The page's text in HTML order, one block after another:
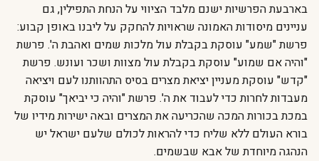
בארבעת הפרשיות ישנם מלבד הציווי על הנחת התפילין, גם
עניינים מיסודות האמונה שראויות להחקק על ליבנו באופן קבוע:
פרשת "שמע" עוסקת בקבלת עול מלכות שמים ואהבת ה'. פרשת
"והיה אם שמוע" עוסקת בקבלת עול מצוות ושכר ועונש. פרשת
"קדש" עוסקת מעניין יציאת מצרים בסיס התהוותנו לעם ויציאה
מעבדות לחרות כדי לעבוד את ה'. פרשת "והיה כי יביאך" עוסקת
במכת בכורות המכה שהכריעה את המצרים ובאה ישירות מידיו של
בורא העולם ללא שליח כדי להראות לכולם שלעם ישראל יש
הנהגה מיוחדת של אבא שבשמים.